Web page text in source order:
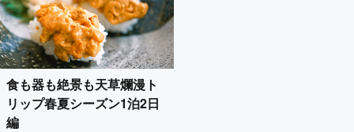
食も器も絶景も天草爛漫ト
リップ春夏シーズン1泊2日
編